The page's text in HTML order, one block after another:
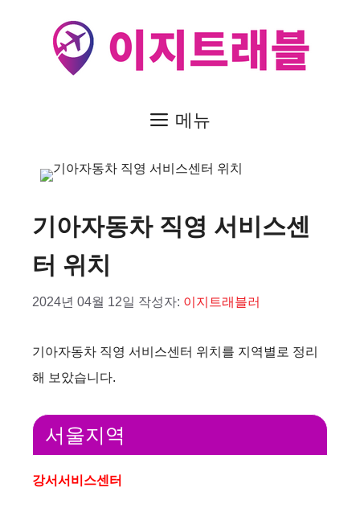
메뉴
기아자동차 직영 서비스센
터 위치
2024년 04월 12일 작성자: 이지트래블러
기아자동차 직영 서비스센터 위치를 지역별로 정리
해 보았습니다.
서울지역
강서서비스센터